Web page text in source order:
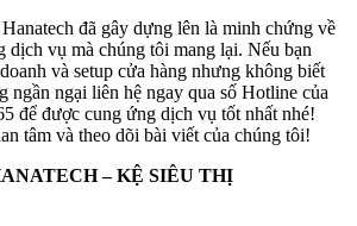
đã gây dựng lên là minh chứng về
dịch vụ mà chúng tôi mang lại. Nếu bạn
và setup cửa hàng nhưng không biết
ngần ngại liên hệ ngay qua số Hotline của
để được cung ứng dịch vụ tốt nhất nhé!
tâm và theo dõi bài viết của chúng tôi!
– KỆ SIÊU THỊ